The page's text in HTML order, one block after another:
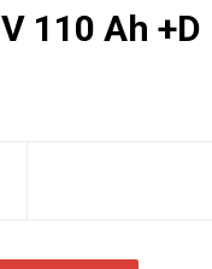
110 Ah +D